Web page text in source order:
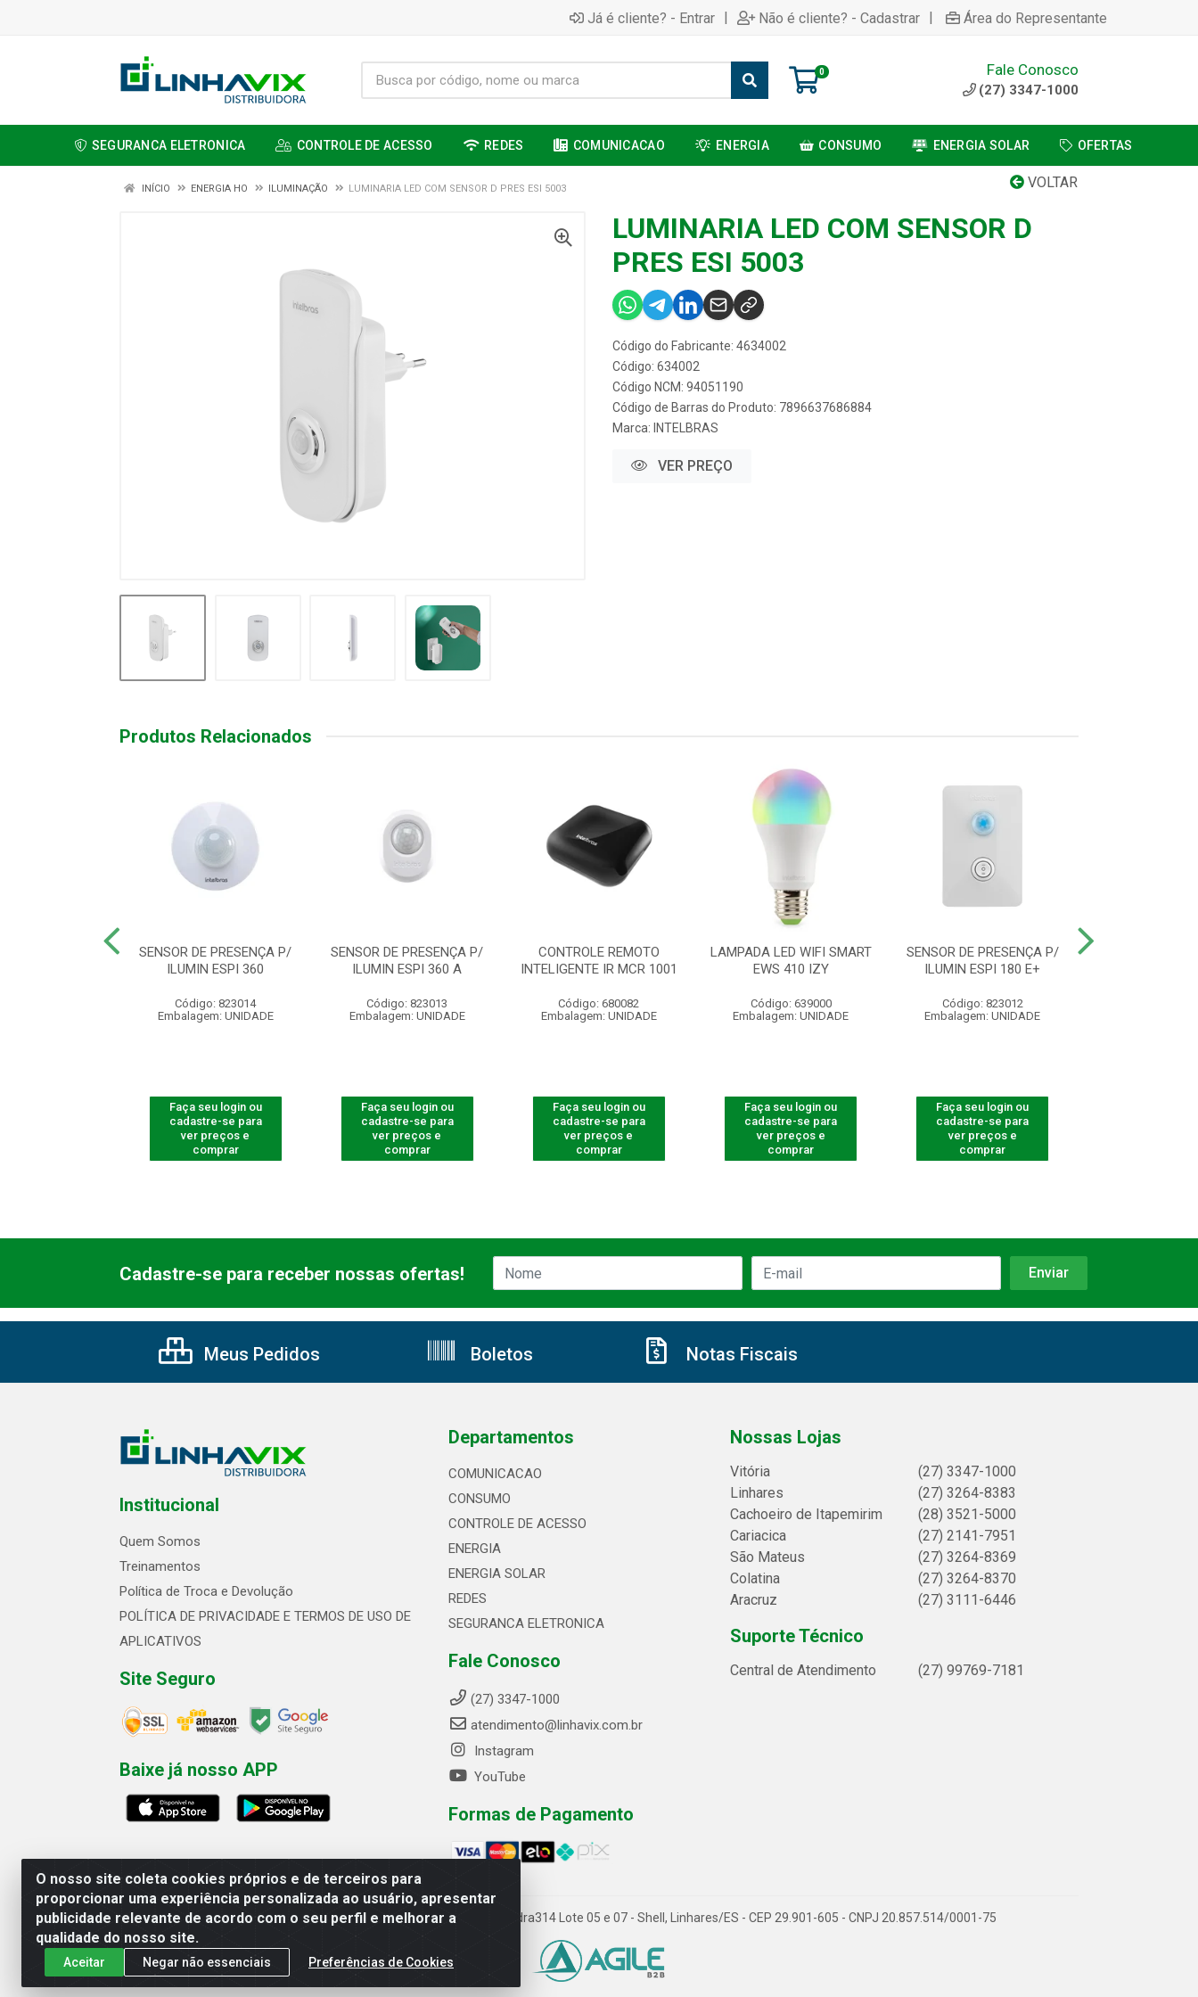
Já é cliente? - Entrar | Não é cliente? - Cadastrar | Área do Representante
0 Fale Conosco
(27) 3347-1000
SEGURANCA ELETRONICA CONTROLE DE ACESSO REDES COMUNICACAO ENERGIA CONSUMO ENERGIA SOLAR OFERTAS
VOLTAR
INÍCIO ENERGIA HO ILUMINAÇÃO LUMINARIA LED COM SENSOR D PRES ESI 5003
LUMINARIA LED COM SENSOR D
PRES ESI 5003
Código do Fabricante: 4634002
Código: 634002
Código NCM: 94051190
Código de Barras do Produto: 7896637686884
Marca: INTELBRAS
VER PREÇO
Produtos Relacionados
SENSOR DE PRESENÇA P/
ILUMIN ESPI 360
Código: 823014
Embalagem: UNIDADE
Faça seu login ou
cadastre-se para
ver preços e
comprar
SENSOR DE PRESENÇA P/
ILUMIN ESPI 360 A
Código: 823013
Embalagem: UNIDADE
Faça seu login ou
cadastre-se para
ver preços e
comprar
CONTROLE REMOTO
INTELIGENTE IR MCR 1001
Código: 680082
Embalagem: UNIDADE
Faça seu login ou
cadastre-se para
ver preços e
comprar
LAMPADA LED WIFI SMART
EWS 410 IZY
Código: 639000
Embalagem: UNIDADE
Faça seu login ou
cadastre-se para
ver preços e
comprar
SENSOR DE PRESENÇA P/
ILUMIN ESPI 180 E+
Código: 823012
Embalagem: UNIDADE
Faça seu login ou
cadastre-se para
ver preços e
comprar
O nosso site coleta cookies próprios e de terceiros para
proporcionar uma experiência personalizada ao usuário, apresentar
publicidade relevante de acordo com o seu perfil e melhorar a
qualidade do nosso site.
Aceitar Negar não essenciais Preferências de Cookies
Cadastre-se para receber nossas ofertas!
Meus Pedidos Boletos Notas Fiscais
Institucional
Quem Somos
Treinamentos
Política de Troca e Devolução
POLÍTICA DE PRIVACIDADE E TERMOS DE USO DE
APLICATIVOS
Site Seguro
Baixe já nosso APP
Departamentos
COMUNICACAO
CONSUMO
CONTROLE DE ACESSO
ENERGIA
ENERGIA SOLAR
REDES
SEGURANCA ELETRONICA
Fale Conosco
(27) 3347-1000
atendimento@linhavix.com.br
Instagram
YouTube
Formas de Pagamento
Nossas Lojas
Vitória
(27) 3347-1000
Linhares
(27) 3264-8383
Cachoeiro de Itapemirim
(28) 3521-5000
Cariacica
(27) 2141-7951
São Mateus
(27) 3264-8369
Colatina
(27) 3264-8370
Aracruz
(27) 3111-6446
Suporte Técnico
Central de Atendimento (27) 99769-7181
Linhavix Distribuidora LTDA - Avenida Alegre, 2521 - Quadra314 Lote 05 e 07 - Shell, Linhares/ES - CEP 29.901-605 - CNPJ 20.857.514/0001-75